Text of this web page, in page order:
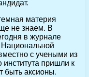
материя
не знаем. В
в журнале
с учеными из
института пришли к
быть аксионы.